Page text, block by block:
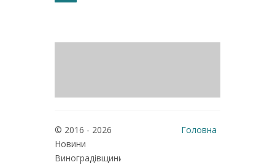
© 2016 - 2026
Новини
Виноградівщини
Головна